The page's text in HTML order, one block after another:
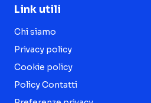
Link utili
Chi siamo
Privacy policy
Cookie policy
Policy Contatti